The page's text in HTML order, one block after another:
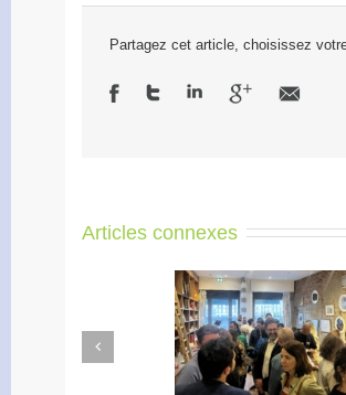
Partagez cet article, choisissez
Articles connexes
Previous